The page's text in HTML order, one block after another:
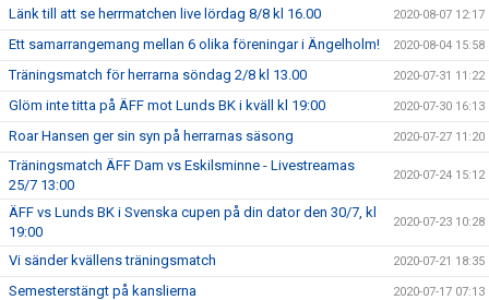
Länk till att se herrmatchen live lördag 8/8 kl 16.00 2020-08-07 12:17
Ett samarrangemang mellan 6 olika föreningar i Ängelholm! 2020-08-04 15:58
Träningsmatch för herrarna söndag 2/8 kl 13.00 2020-07-31 11:22
Glöm inte titta på ÄFF mot Lunds BK i kväll kl 19:00 2020-07-30 16:13
Roar Hansen ger sin syn på herrarnas säsong 2020-07-27 11:20
Träningsmatch ÄFF Dam vs Eskilsminne - Livestreamas
25/7 13:00
2020-07-24 15:12
ÄFF vs Lunds BK i Svenska cupen på din dator den 30/7, kl
19:00
2020-07-23 10:28
Vi sänder kvällens träningsmatch 2020-07-21 18:35
Semesterstängt på kanslierna 2020-07-17 07:13